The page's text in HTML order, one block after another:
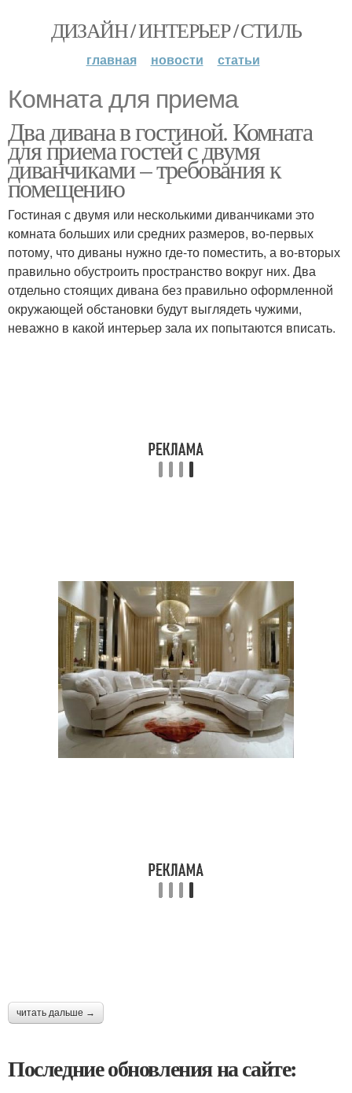
ДИЗАЙН / ИНТЕРЬЕР / СТИЛЬ
главная новости статьи
Комната для приема
Два дивана в гостиной. Комната
для приема гостей с двумя
диванчиками – требования к
помещению
Гостиная с двумя или несколькими диванчиками это
комната больших или средних размеров, во-первых
потому, что диваны нужно где-то поместить, а во-вторых
правильно обустроить пространство вокруг них. Два
отдельно стоящих дивана без правильно оформленной
окружающей обстановки будут выглядеть чужими,
неважно в какой интерьер зала их попытаются вписать.
читать дальше →
Последние обновления на сайте: